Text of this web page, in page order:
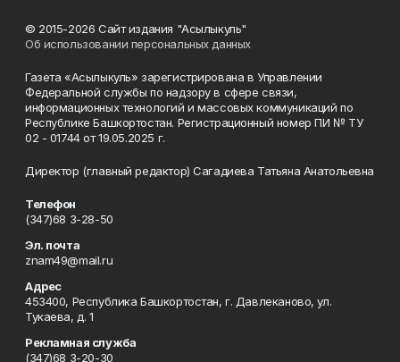
© 2015-2026 Сайт издания "Асылыкуль"
Об использовании персональных данных
Газета «Асылыкуль» зарегистрирована в Управлении
Федеральной службы по надзору в сфере связи,
информационных технологий и массовых коммуникаций по
Республике Башкортостан. Регистрационный номер ПИ № ТУ
02 - 01744 от 19.05.2025 г.
Директор (главный редактор) Сагадиева Татьяна Анатольевна
Телефон
(347)68 3-28-50
Эл. почта
znam49@mail.ru
Адрес
453400, Республика Башкортостан, г. Давлеканово, ул.
Тукаева, д. 1
Рекламная служба
(347)68 3-20-30